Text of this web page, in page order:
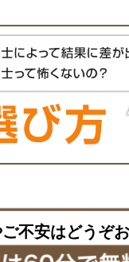
不安はどうぞ